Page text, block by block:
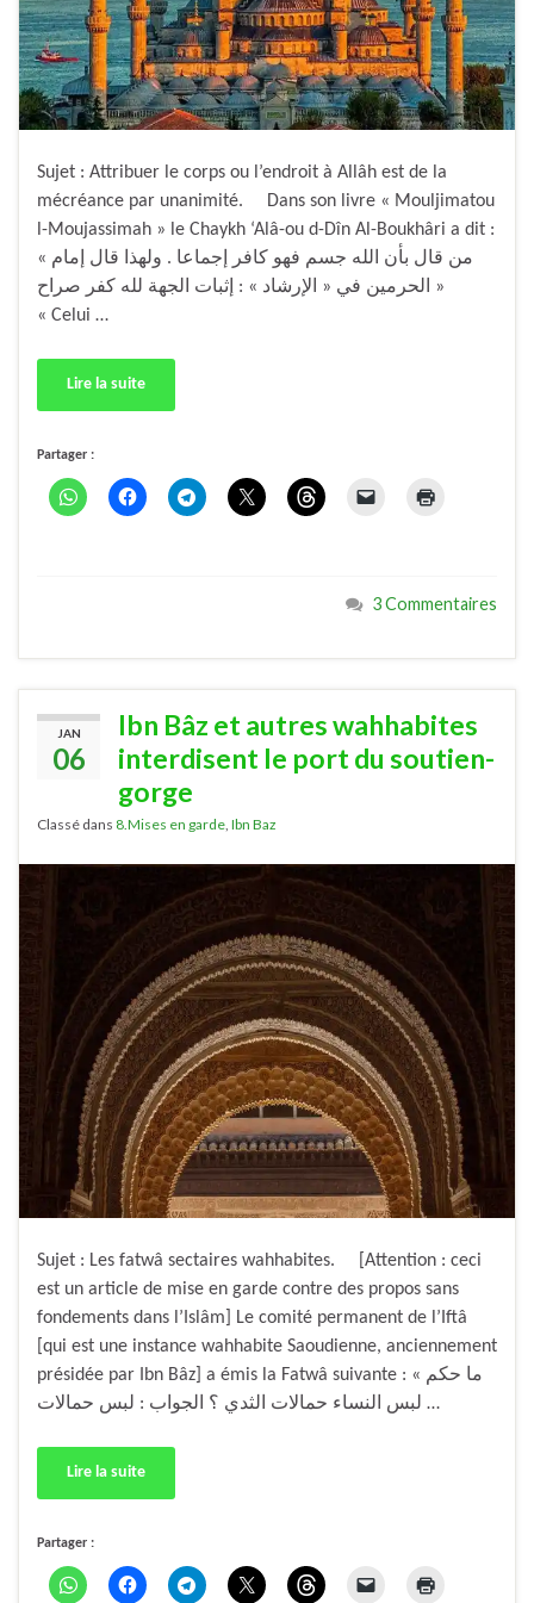
Sujet : Attribuer le corps ou l’endroit à Allâh est de la
mécréance par unanimité. Dans son livre « Mouljimatou
l-Moujassimah » le Chaykh ‘Alâ-ou d-Dîn Al-Boukhâri a dit :
« من قال بأن الله جسم فهو كافر إجماعا . ولهذا قال إمام
الحرمين في « الإرشاد » : إثبات الجهة لله كفر صراح »
« Celui …
Lire la suite
Partager :
3 Commentaires
JAN
06
Ibn Bâz et autres wahhabites
interdisent le port du soutien-
gorge
Classé dans 8.Mises en garde, Ibn Baz
Sujet : Les fatwâ sectaires wahhabites. [Attention : ceci
est un article de mise en garde contre des propos sans
fondements dans l’Islâm] Le comité permanent de l’Iftâ
[qui est une instance wahhabite Saoudienne, anciennement
présidée par Ibn Bâz] a émis la Fatwâ suivante : « ما حكم
لبس النساء حمالات الثدي ؟ الجواب : لبس حمالات …
Lire la suite
Partager :